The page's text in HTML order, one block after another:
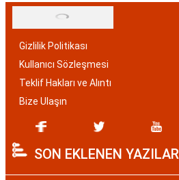
Gizlilik Politikası
Kullanıcı Sözleşmesi
Teklif Hakları ve Alıntı
Bize Ulaşın
SON EKLENEN YAZILAR